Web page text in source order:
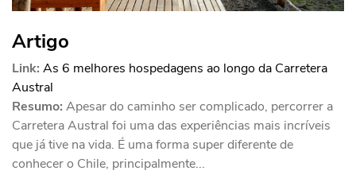
Artigo
Link: As 6 melhores hospedagens ao longo da Carretera
Austral
Resumo: Apesar do caminho ser complicado, percorrer a
Carretera Austral foi uma das experiências mais incríveis
que já tive na vida. É uma forma super diferente de
conhecer o Chile, principalmente...